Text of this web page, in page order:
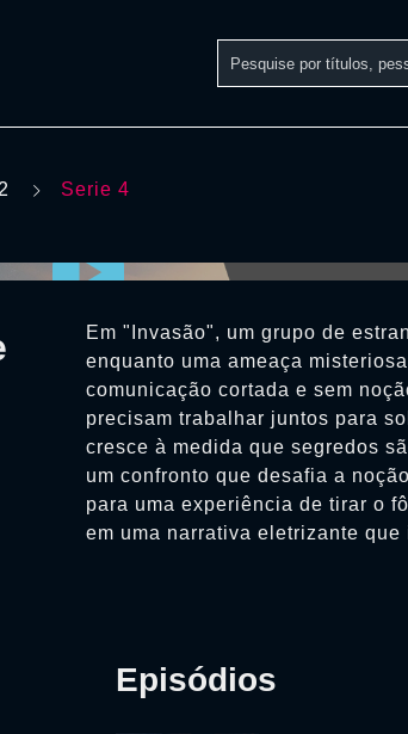
Serie 4
Em "Invasão", um grupo de
enquanto uma ameaça
comunicação cortada e sem
precisam trabalhar juntos para
cresce à medida que segredos
um confronto que desafia a
para uma experiência de tirar o
em uma narrativa eletrizante
Episódios